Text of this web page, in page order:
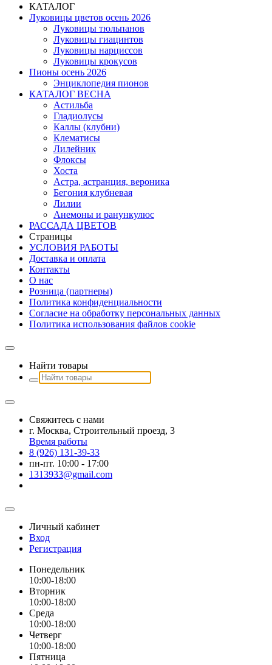
КАТАЛОГ
Луковицы цветов осень 2026
Луковицы тюльпанов
Луковицы гиацинтов
Луковицы нарциссов
Луковицы крокусов
Пионы осень 2026
Энциклопедия пионов
КАТАЛОГ ВЕСНА
Астильба
Гладиолусы
Каллы (клубни)
Клематисы
Лилейник
Флоксы
Хоста
Астра, астранция, вероника
Бегония клубневая
Лилии
Анемоны и ранункулюс
РАССАДА ЦВЕТОВ
Страницы
УСЛОВИЯ РАБОТЫ
Доставка и оплата
Контакты
О наc
Розница (партнеры)
Политика конфиденциальности
Согласие на обработку персональных данных
Политика использования файлов сookie
Найти товары
Свяжитесь с нами
г. Москва, Строительный проезд, 3
Время работы
8 (926) 131-39-33
пн-пт. 10:00 - 17:00
1313933@gmail.com
Личный кабинет
Вход
Регистрация
Понедельник
10:00-18:00
Вторник
10:00-18:00
Среда
10:00-18:00
Четверг
10:00-18:00
Пятница